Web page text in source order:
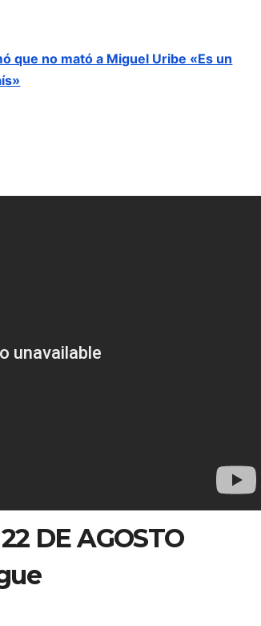
que no mató a Miguel Uribe «Es un
DE AGOSTO